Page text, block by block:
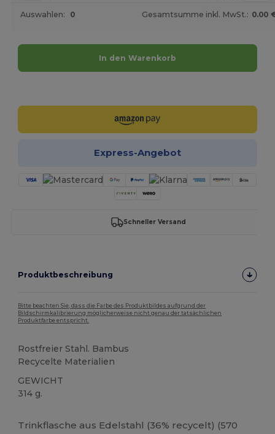
Auswahlen: 0 Gesamtsumme inkl. MwSt.: 0.00
In den Warenkorb
Express-Angebot
Schneller Versand
Produktbeschreibung
Bitte beachten Sie, dass die Farbe des Produktbildes aufgrund der
Bildschirmkalibrierung möglicherweise nicht genau der tatsächlichen
Produktfarbe entspricht.
Rostfreier Stahl. Bambus
Recycelte Materialien
GEWICHT
314 g.
Trinkflasche aus Edelstahl (36% recycelt) (570